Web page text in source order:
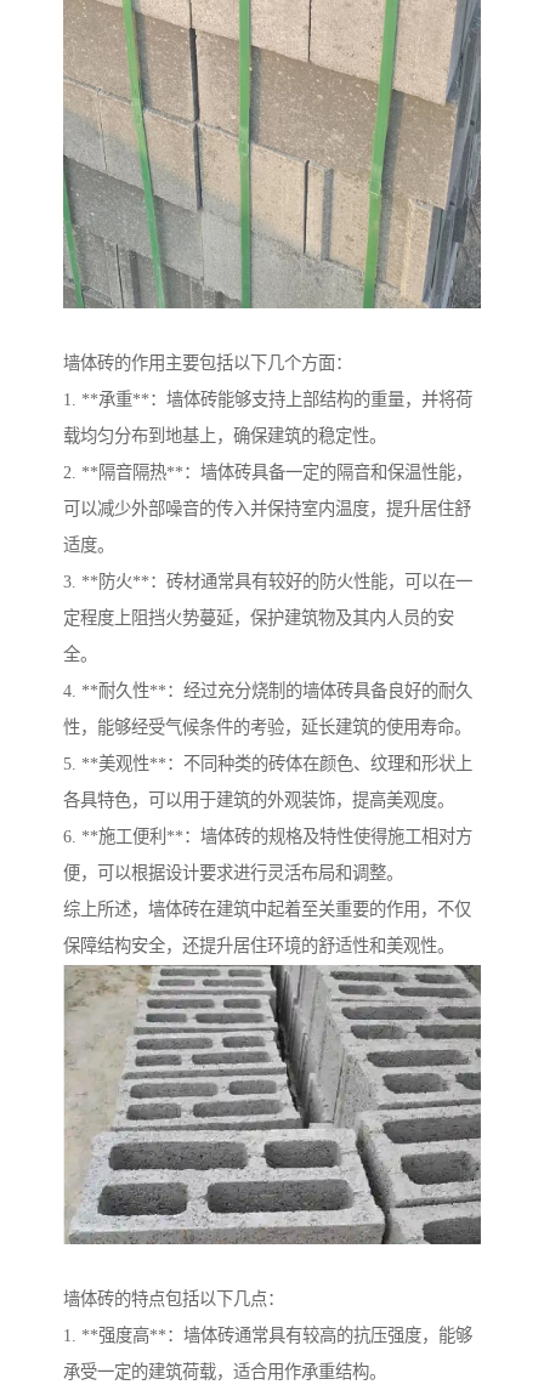
墙体砖的作用主要包括以下几个方面：
1. **承重**：墙体砖能够支持上部结构的重量，并将荷
载均匀分布到地基上，确保建筑的稳定性。
2. **隔音隔热**：墙体砖具备一定的隔音和保温性能，
可以减少外部噪音的传入并保持室内温度，提升居住舒
适度。
3. **防火**：砖材通常具有较好的防火性能，可以在一
定程度上阻挡火势蔓延，保护建筑物及其内人员的安
全。
4. **耐久性**：经过充分烧制的墙体砖具备良好的耐久
性，能够经受气候条件的考验，延长建筑的使用寿命。
5. **美观性**：不同种类的砖体在颜色、纹理和形状上
各具特色，可以用于建筑的外观装饰，提高美观度。
6. **施工便利**：墙体砖的规格及特性使得施工相对方
便，可以根据设计要求进行灵活布局和调整。
综上所述，墙体砖在建筑中起着至关重要的作用，不仅
保障结构安全，还提升居住环境的舒适性和美观性。
墙体砖的特点包括以下几点：
1. **强度高**：墙体砖通常具有较高的抗压强度，能够
承受一定的建筑荷载，适合用作承重结构。